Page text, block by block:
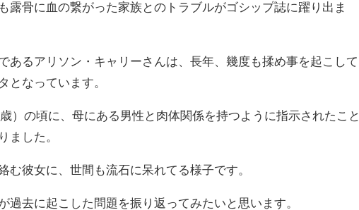
露骨に血の繋がった家族とのトラブルがゴシップ誌に躍り出ま
あるアリソン・キャリーさんは、長年、幾度も揉め事を起こして
となっています。
）の頃に、母にある男性と肉体関係を持つように指示されたこと
ました。
む彼女に、世間も流石に呆れてる様子です。
過去に起こした問題を振り返ってみたいと思います。